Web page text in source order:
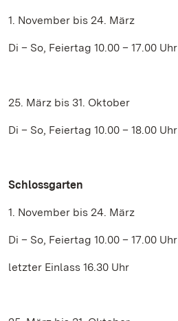
1. November bis 24. März
Di – So, Feiertag 10.00 – 17.00 Uhr
25. März bis 31. Oktober
Di – So, Feiertag 10.00 – 18.00 Uhr
Schlossgarten
1. November bis 24. März
Di – So, Feiertag 10.00 – 17.00 Uhr
letzter Einlass 16.30 Uhr